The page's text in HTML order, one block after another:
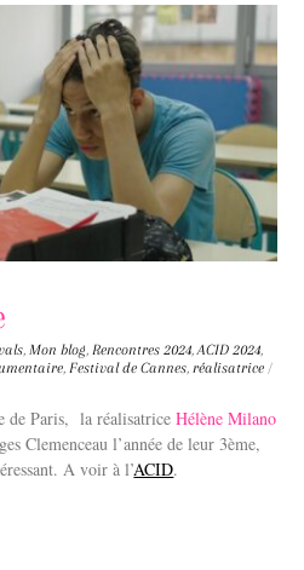
, Mon blog, Rencontres 2024,ACID 2024,
, Festival de Cannes, réalisatrice /
de Paris, la réalisatriceHélène Milano
Clemenceau l’année de leur 3ème,
A voir à l’ACID.